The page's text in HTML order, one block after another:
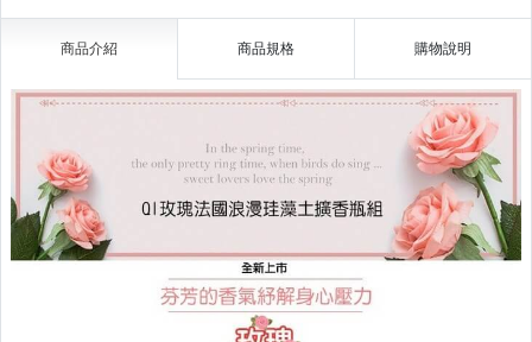
商品介紹 商品規格 購物說明